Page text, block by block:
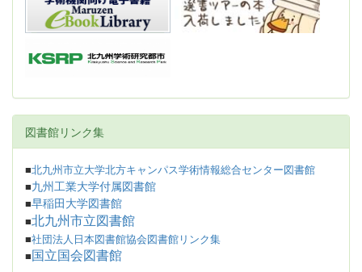
図書館リンク集
■北九州市立大学北方キャンパス学術情報総合センター図書館
■九州工業大学付属図書館
■早稲田大学図書館
■北九州市立図書館
■社団法人日本図書館協会図書館リンク集
■ 国立国会図書館